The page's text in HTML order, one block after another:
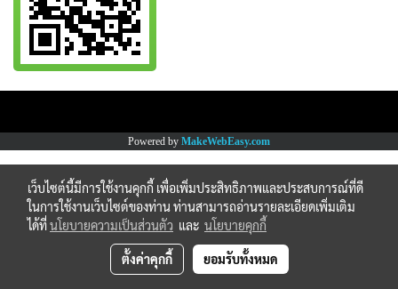
Powered by MakeWebEasy.com
เว็บไซต์นี้มีการใช้งานคุกกี้ เพื่อเพิ่มประสิทธิภาพและประสบการณ์ที่ดี
ในการใช้งานเว็บไซต์ของท่าน ท่านสามารถอ่านรายละเอียดเพิ่มเติม
ได้ที่นโยบายความเป็นส่วนตัว และ นโยบายคุกกี้
ตั้งค่าคุกกี้ ยอมรับทั้งหมด